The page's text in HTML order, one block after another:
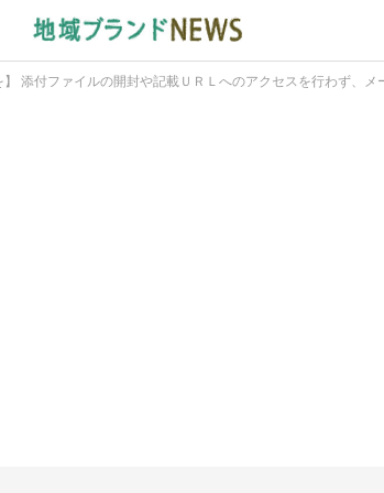
添付ファイルの開封や記載ＵＲＬへのアクセスを行わず、メ